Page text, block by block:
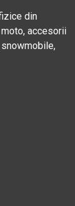
din
accesorii